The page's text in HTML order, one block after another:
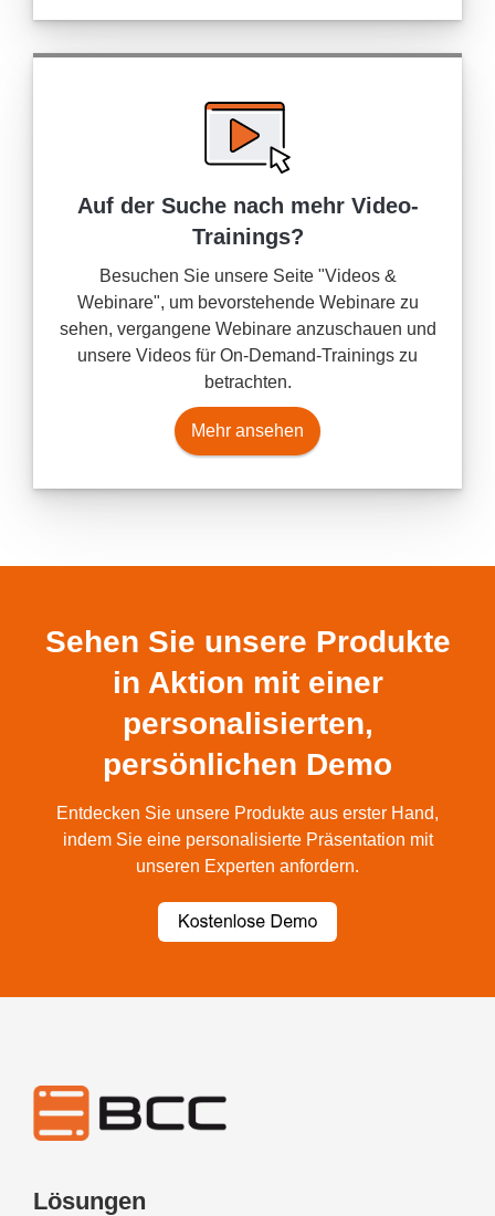
Auf der Suche nach mehr Video-
Trainings?
Besuchen Sie unsere Seite "Videos &
Webinare", um bevorstehende Webinare zu
sehen, vergangene Webinare anzuschauen und
unsere Videos für On-Demand-Trainings zu
betrachten.
Mehr ansehen
Sehen Sie unsere Produkte
in Aktion mit einer
personalisierten,
persönlichen Demo
Entdecken Sie unsere Produkte aus erster Hand,
indem Sie eine personalisierte Präsentation mit
unseren Experten anfordern.
Lösungen